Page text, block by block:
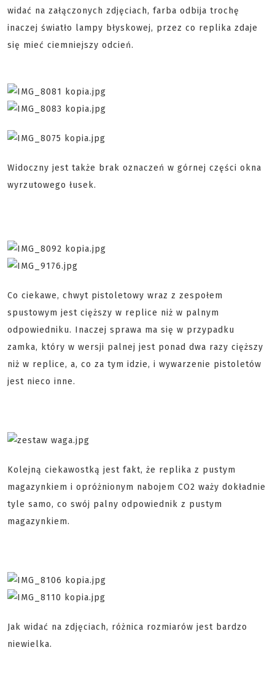
widać na załączonych zdjęciach, farba odbija trochę
inaczej światło lampy błyskowej, przez co replika zdaje
się mieć ciemniejszy odcień.
Widoczny jest także brak oznaczeń w górnej części okna
wyrzutowego łusek.
Co ciekawe, chwyt pistoletowy wraz z zespołem
spustowym jest cięższy w replice niż w palnym
odpowiedniku. Inaczej sprawa ma się w przypadku
zamka, który w wersji palnej jest ponad dwa razy cięższy
niż w replice, a, co za tym idzie, i wywarzenie pistoletów
jest nieco inne.
Kolejną ciekawostką jest fakt, że replika z pustym
magazynkiem i opróżnionym nabojem CO2 waży dokładnie
tyle samo, co swój palny odpowiednik z pustym
magazynkiem.
Jak widać na zdjęciach, różnica rozmiarów jest bardzo
niewielka.